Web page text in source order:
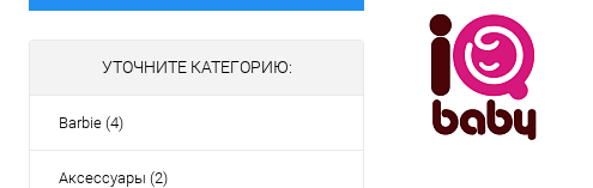
УТОЧНИТЕ КАТЕГОРИЮ:
Barbie (4)
Аксессуары (2)